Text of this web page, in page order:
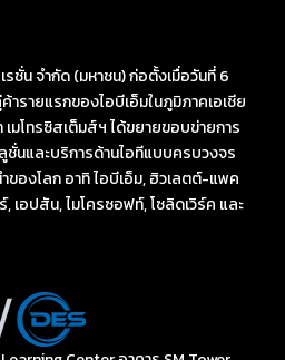
ชั่น จำกัด (มหาชน) ก่อตั้งเมื่อวันที่ 6
ารายแรกของไอบีเอ็มในภูมิภาคเอเชีย
มโทรซิสเต็มส์ฯ ได้ขยายขอบข่ายการ
ชั่นและบริการด้านไอทีแบบครบวงจร
องโลก อาทิ ไอบีเอ็ม, ฮิวเลตต์-แพค
, เอปสัน, ไมโครซอฟท์, โซลิดเวิร์ค และ